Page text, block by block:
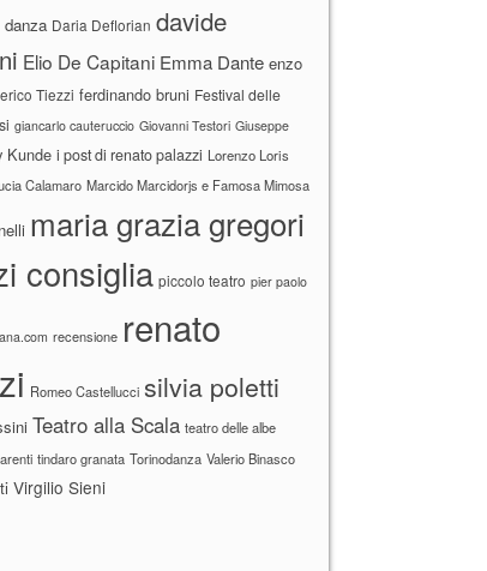
danza Daria Deflorian davide
Elio De Capitani Emma Dante enzo
Tiezzi ferdinando bruni Festival delle
giancarlo cauteruccio Giovanni Testori Giuseppe
Kunde i post di renato palazzi Lorenzo Loris
Calamaro Marcido Marcidorjs e Famosa Mimosa
maria grazia gregori
consiglia piccolo teatro pier paolo
recensione renato
Romeo Castellucci silvia poletti
Teatro alla Scala teatro delle albe
tindaro granata Torinodanza Valerio Binasco
Virgilio Sieni